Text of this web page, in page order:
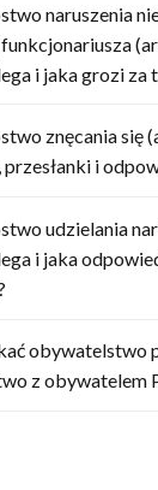
naruszenia
i jaka grozi za
znęcania się
i
udzielania
i jaka
obywatelstwo
z obywatelem